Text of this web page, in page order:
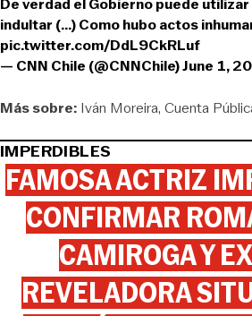
indultar (...) Como hubo actos
pic.twitter.com/DdL9CkRLuf
— CNN Chile (@CNNChile)June 1,
Más sobre: Iván Moreira Cuenta
IMPERDIBLES
FAMOSA ACTRIZ
CONFIRMAR
CAMIROGA Y
REVELADORA